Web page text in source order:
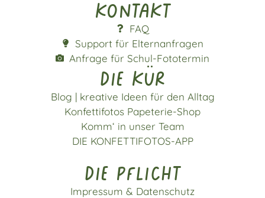
Kontakt
FAQ
Support für Elternanfragen
Anfrage für Schul-Fototermin
die kür
Blog | kreative Ideen für den Alltag
Konfettifotos Papeterie-Shop
Komm‘ in unser Team
DIE KONFETTIFOTOS-APP
die pflicht
Impressum & Datenschutz